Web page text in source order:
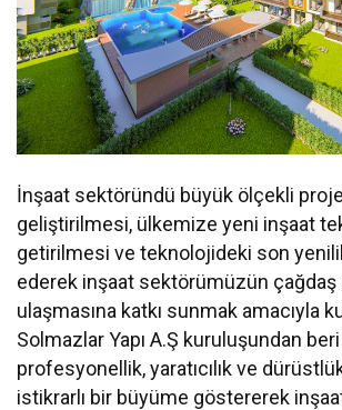
İnşaat sektöründü büyük ölçekli
geliştirilmesi, ülkemize yeni inşaat
getirilmesi ve teknolojideki son
ederek inşaat sektörümüzün çağdaş
ulaşmasına katkı sunmak amacıyla
Solmazlar Yapı A.Ş kuruluşundan
profesyonellik, yaratıcılık ve
istikrarlı bir büyüme göstererek